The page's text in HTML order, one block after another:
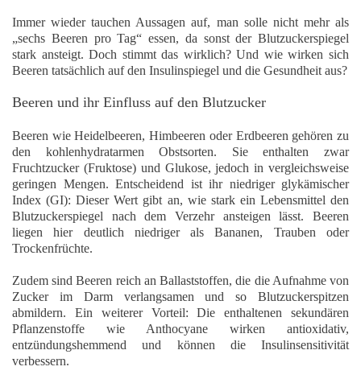
Immer wieder tauchen Aussagen auf, man solle nicht mehr als
„sechs Beeren pro Tag“ essen, da sonst der Blutzuckerspiegel
stark ansteigt. Doch stimmt das wirklich? Und wie wirken sich
Beeren tatsächlich auf den Insulinspiegel und die Gesundheit aus?
Beeren und ihr Einfluss auf den Blutzucker
Beeren wie Heidelbeeren, Himbeeren oder Erdbeeren gehören zu
den kohlenhydratarmen Obstsorten. Sie enthalten zwar
Fruchtzucker (Fruktose) und Glukose, jedoch in vergleichsweise
geringen Mengen. Entscheidend ist ihr niedriger glykämischer
Index (GI): Dieser Wert gibt an, wie stark ein Lebensmittel den
Blutzuckerspiegel nach dem Verzehr ansteigen lässt. Beeren
liegen hier deutlich niedriger als Bananen, Trauben oder
Trockenfrüchte.
Zudem sind Beeren reich anBallaststoffen, die die Aufnahme von
Zucker im Darm verlangsamen und so Blutzuckerspitzen
abmildern. Ein weiterer Vorteil: Die enthaltenen sekundären
Pflanzenstoffe wie Anthocyane wirken antioxidativ,
entzündungshemmend und können die Insulinsensitivität
verbessern.